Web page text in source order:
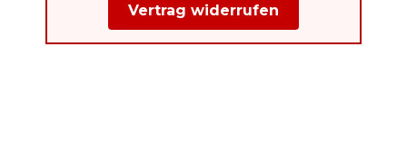
Vertrag widerrufen